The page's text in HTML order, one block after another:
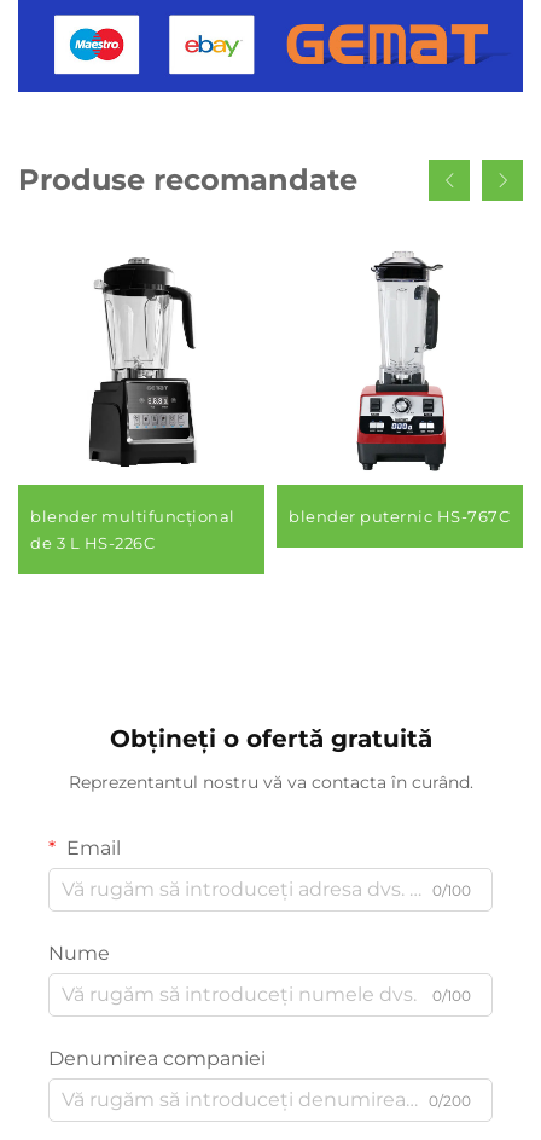
Produse recomandate
blender multifuncțional
de 3 L HS-226C
blender puternic HS-767C
Obțineți o ofertă gratuită
Reprezentantul nostru vă va contacta în curând.
Email
0/100
Nume
0/100
Denumirea companiei
0/200